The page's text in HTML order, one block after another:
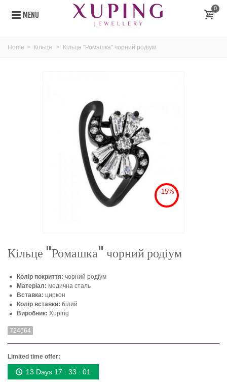
MENU
0
Home > Кільця > Кільце "Ромашка" чорний родіум
-15%
Кільце "Ромашка" чорний родіум
Колір покриття: чорний родіум
Матеріал: медична сталь
Вставка: циркон
Колір вставки: білий
Виробник: Xuping
724564
Limited time offer:
13 Days 17 : 33 : 01